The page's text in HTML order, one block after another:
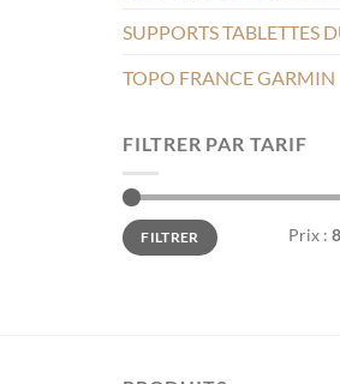
SUPPORTS TABLETTES
TOPO FRANCE GARMIN
FILTRER PAR TARIF
Prix
min
Prix
maxFILTRER Prix :